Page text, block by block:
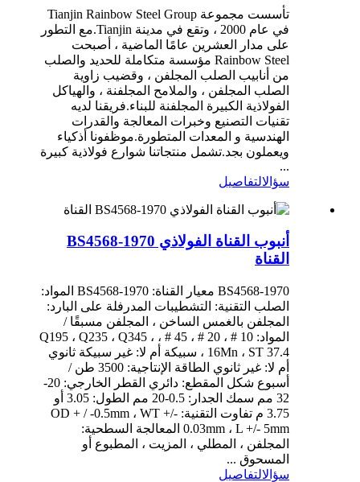
تأسست مجموعة Tianjin Rainbow Steel Group
في عام 2000 ، وتقع في مدينة Tianjin.مع التطور
على مدار العشرين عامًا الماضية ، أصبحت
Rainbow Steel مؤسسة متكاملة للحديد والصلب
من أنابيب الصلب المجلفن ، وقضيب زاوية
الصلب المجلفن ، والملامح المجلفنة ، والهياكل
الفولاذية الكبيرة المجلفنة للبناء.فريقنا لديه
تقنيات التصنيع وخبرات المعالجة والقدرات
الهندسية و المعدات المتطورة.موظفونا أذكياء
ويعملون بجد.تشمل منتجاتنا شوارع فولاذية كبيرة
...
سؤالالتفاصيل
أنبوب القناة الفولاذي BS4568-1970
القناة
BS4568-1970 معيار القناة: BS4568-1970 المواد:
الصلب التقنية: التشطيبات المدرفلة على البارد:
المجلفن بالغمس الساخن ، المجلفن مسبقًا /
المواد: 10 # ، 20 # ، 45 # ، Q195 ، Q235 ، Q345 ،
16Mn ، ST 37.4 ، سبيكة أم لا: غير سبيكة ثانوي
أم لا: غير ثانوي الطاقة الإنتاجية: 3500 طن /
أسبوع شكل المقطع: دائري القطر الخارجي: 20-
32 مم سمك الجدار: 0.5-20 مم الطول: 3.05 أو
3.75 م تفاوت التقنية: OD + / -0.5mm ، WT +/-
0.03mm ، L +/- 5mm المعالجة السطحية:
المجلفن ، المطلي ، المزيت ، المطبوع أو
المسحوق ...
سؤالالتفاصيل